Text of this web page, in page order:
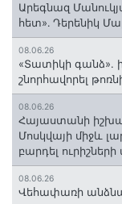
Արեգնազ
հետ»․ Դերենիկ
08.06.26
«Տատիկի գանձ».
շնորհավորել
08.06.26
Հայաստանի
Մոսկվայի միջև
բարդել
08.06.26
Վեհափառի